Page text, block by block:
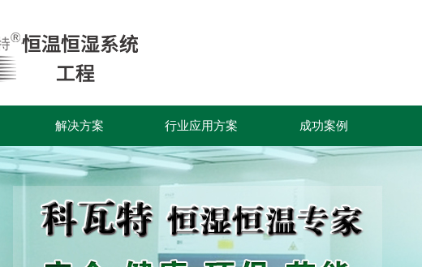
解决方案 行业应用方案 成功案例